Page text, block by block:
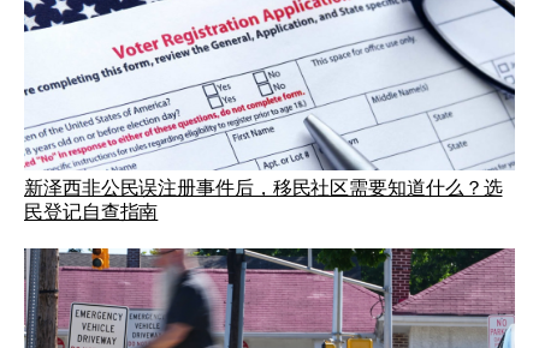
新泽西非公民误注册事件后，移民社区需要知道什么？选
民登记自查指南